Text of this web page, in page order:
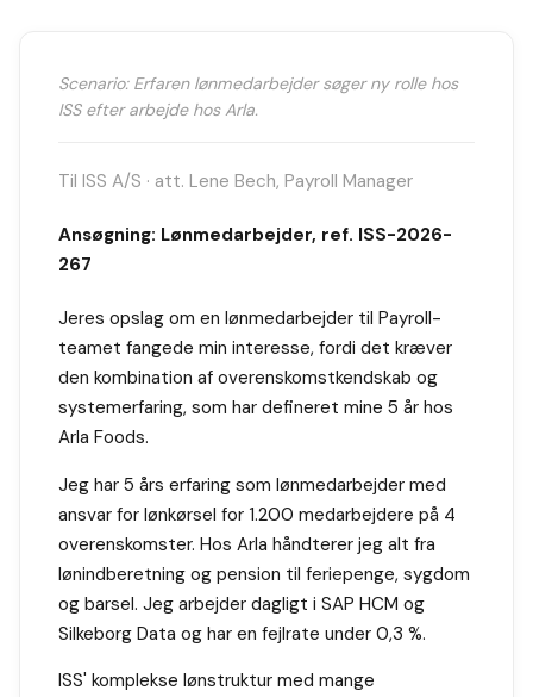
Scenario: Erfaren lønmedarbejder søger ny rolle hos
ISS efter arbejde hos Arla.
Til ISS A/S · att. Lene Bech, Payroll Manager
Ansøgning: Lønmedarbejder, ref. ISS-2026-
267
Jeres opslag om en lønmedarbejder til Payroll-
teamet fangede min interesse, fordi det kræver
den kombination af overenskomstkendskab og
systemerfaring, som har defineret mine 5 år hos
Arla Foods.
Jeg har 5 års erfaring som lønmedarbejder med
ansvar for lønkørsel for 1.200 medarbejdere på 4
overenskomster. Hos Arla håndterer jeg alt fra
lønindberetning og pension til feriepenge, sygdom
og barsel. Jeg arbejder dagligt i SAP HCM og
Silkeborg Data og har en fejlrate under 0,3 %.
ISS' komplekse lønstruktur med mange